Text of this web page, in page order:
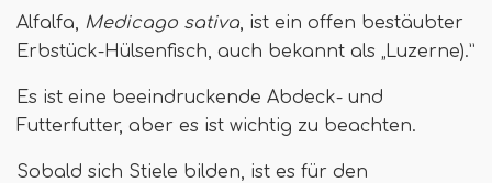
Alfalfa, Medicago sativa , ist ein offen bestäubter
Erbstück-Hülsenfisch, auch bekannt als „Luzerne).”
Es ist eine beeindruckende Abdeck- und
Futterfutter, aber es ist wichtig zu beachten.
Sobald sich Stiele bilden, ist es für den